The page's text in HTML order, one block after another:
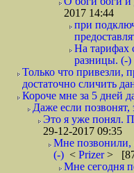
2017 14:44
при
На тарифах
разницы. (-)
Только что привезли,
достаточно сличить
Короче мне за 5 дней
Даже если позвонят,
Это я уже понял.
29-12-2017 09:35
Мне позвонили,
(-) < Prizer>
Мне сегодня